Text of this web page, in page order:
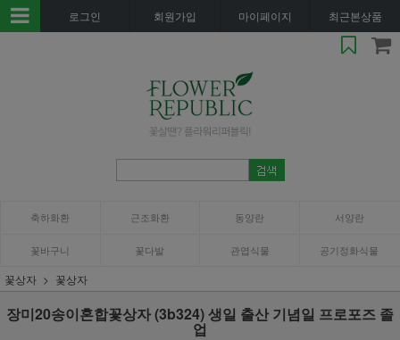
로그인 회원가입 마이페이지 최근본상품
축하화환 근조화환 동양란 서양란
꽃바구니 꽃다발 관엽식물 공기정화식물
꽃상자 꽃상자
장미20송이혼합꽃상자 (3b324) 생일 출산 기념일 프로포즈 졸
업